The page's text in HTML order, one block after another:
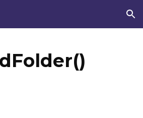
Skip to navigation